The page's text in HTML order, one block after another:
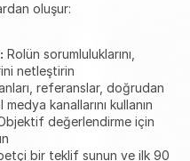
oluşur:
Rolün sorumluluklarını,
netleştirin
referanslar, doğrudan
kanallarını kullanın
değerlendirme için
bir teklif sunun ve ilk 90